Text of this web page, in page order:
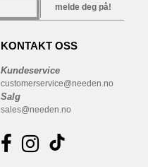
melde deg på!
KONTAKT OSS
Kundeservice
customerservice@needen.no
Salg
sales@needen.no